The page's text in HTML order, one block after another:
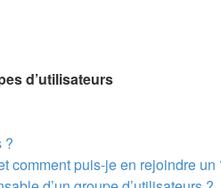
d’utilisateurs
?
comment puis-je en rejoindre un